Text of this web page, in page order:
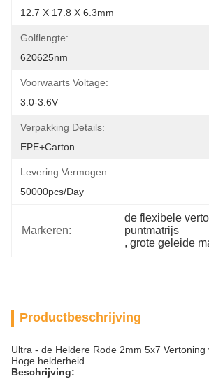
12.7 X 17.8 X 6.3mm
Golflengte:
620625nm
Voorwaarts Voltage:
3.0-3.6V
Verpakking Details:
EPE+carton
Levering Vermogen:
50000pcs/day
Markeren:
de flexibele
puntmatrijs
, grote geleide
Productbeschrijving
Ultra - de Heldere Rode 2mm 5x7 Vertoning
Hoge helderheid
Beschrijving: